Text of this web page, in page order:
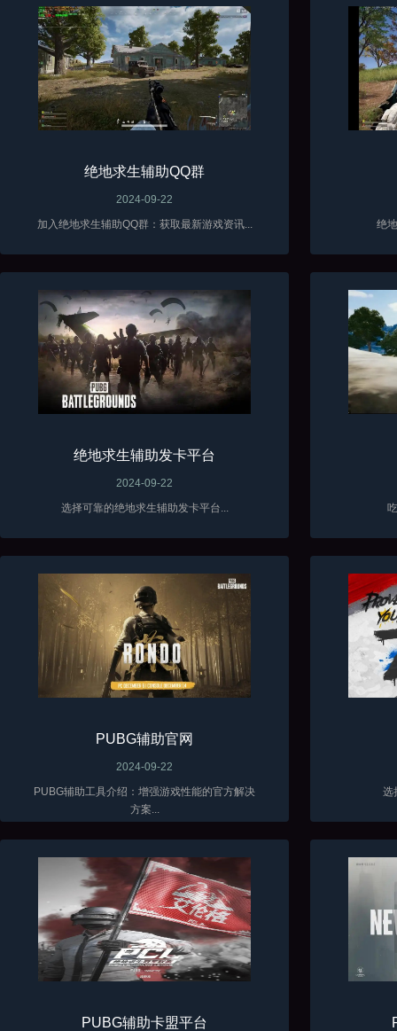
绝地求生辅助QQ群
2024-09-22
加入绝地求生辅助QQ群：获取最新游戏资讯...
绝
绝地求生辅助发卡平台
2024-09-22
选择可靠的绝地求生辅助发卡平台...
PUBG辅助官网
2024-09-22
PUBG辅助工具介绍：增强游戏性能的官方解决
方案...
选
PUBG辅助卡盟平台